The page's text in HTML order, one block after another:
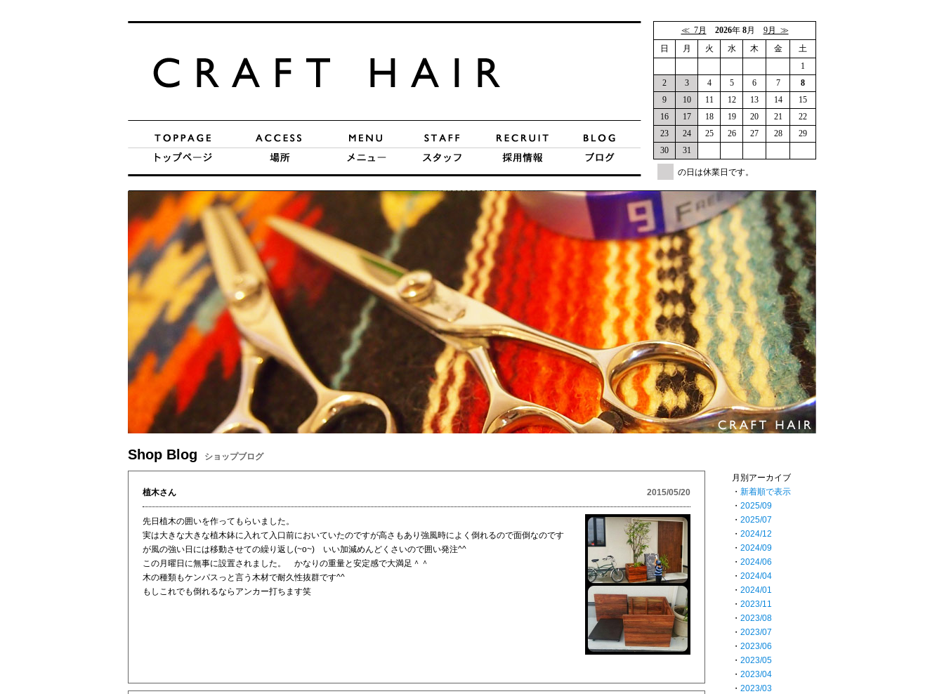
Shop Blog ショップブログ
植木さん 2015/05/20
先日植木の囲いを作ってもらいました。
実は大きな大きな植木鉢に入れて入口前においていたのですが高さもあり強風時によく倒れるので面倒なのです
が風の強い日には移動させての繰り返し(~o~) いい加減めんどくさいので囲い発注^^
この月曜日に無事に設置されました。 かなりの重量と安定感で大満足＾＾
木の種類もケンパスっと言う木材で耐久性抜群です^^
もしこれでも倒れるならアンカー打ちます笑
月別アーカイブ
・ 新着順で表示
・ 2025/09
・ 2025/07
・ 2024/12
・ 2024/09
・ 2024/06
・ 2024/04
・ 2024/01
・ 2023/11
・ 2023/08
・ 2023/07
・ 2023/06
・ 2023/05
・ 2023/04
・ 2023/03